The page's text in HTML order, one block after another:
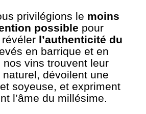
privilégions le moins
possible pour
l’authenticité du
en barrique et en
nos vins trouvent leur
naturel, dévoilent une
soyeuse, et expriment
l’âme du millésime.